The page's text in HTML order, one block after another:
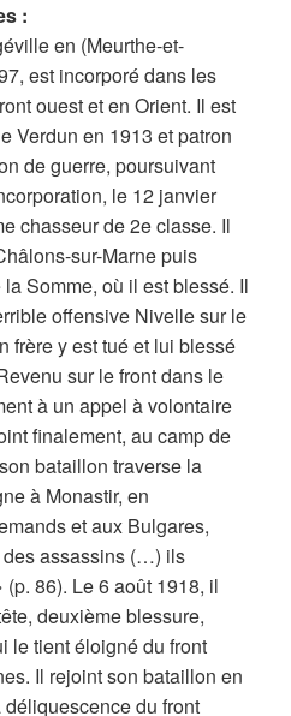
:
en (Meurthe-et-
est incorporé dans les
ouest et en Orient. Il est
Verdun en 1913 et patron
de guerre, poursuivant
le 12 janvier
chasseur de 2e classe. Il
sur-Marne puis
Somme, où il est blessé. Il
offensive Nivelle sur le
frère y est tué et lui blessé
sur le front dans le
à un appel à volontaire
finalement, au camp de
bataillon traverse la
à Monastir, en
et aux Bulgares,
des assassins (…) ils
86). Le 6 août 1918, il
deuxième blessure,
le tient éloigné du front
Il rejoint son bataillon en
du front